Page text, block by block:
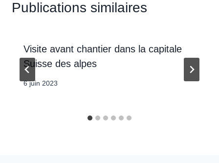
Publications similaires
Visite avant chantier dans la capitale
Suisse des alpes
6 juin 2023